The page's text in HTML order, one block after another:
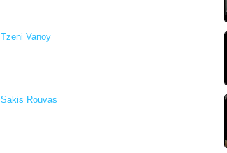
Tzeni Vanoy
Sakis Rouvas